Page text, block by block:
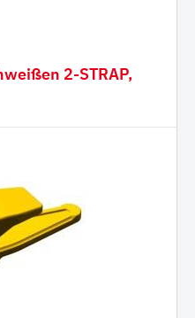
2-STRAP,